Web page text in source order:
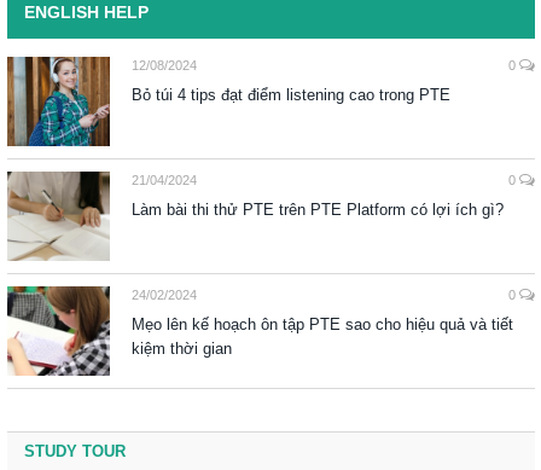
ENGLISH HELP
12/08/2024 0
Bỏ túi 4 tips đạt điểm listening cao trong PTE
21/04/2024 0
Làm bài thi thử PTE trên PTE Platform có lợi ích gì?
24/02/2024 0
Mẹo lên kế hoạch ôn tập PTE sao cho hiệu quả và tiết
kiệm thời gian
STUDY TOUR